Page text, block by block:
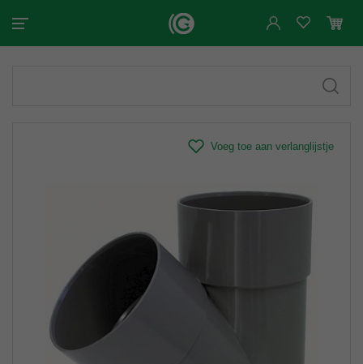
Voeg toe aan verlanglijstje